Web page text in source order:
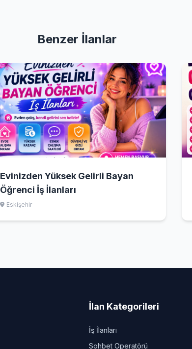
Benzer İlanlar
Evinizden Yüksek Gelirli Bayan
Öğrenci İş İlanları
Eskişehir
İlan Kategorileri
İş İlanları
Sohbet Operatörü